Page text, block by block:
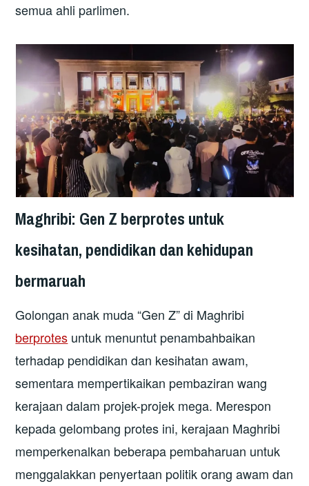
semua ahli parlimen.
Maghribi: Gen Z berprotes untuk
kesihatan, pendidikan dan kehidupan
bermaruah
Golongan anak muda “Gen Z” di Maghribi
berprotes untuk menuntut penambahbaikan
terhadap pendidikan dan kesihatan awam,
sementara mempertikaikan pembaziran wang
kerajaan dalam projek-projek mega. Merespon
kepada gelombang protes ini, kerajaan Maghribi
memperkenalkan beberapa pembaharuan untuk
menggalakkan penyertaan politik orang awam dan